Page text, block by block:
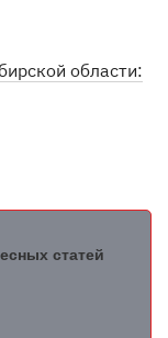
области:
статей